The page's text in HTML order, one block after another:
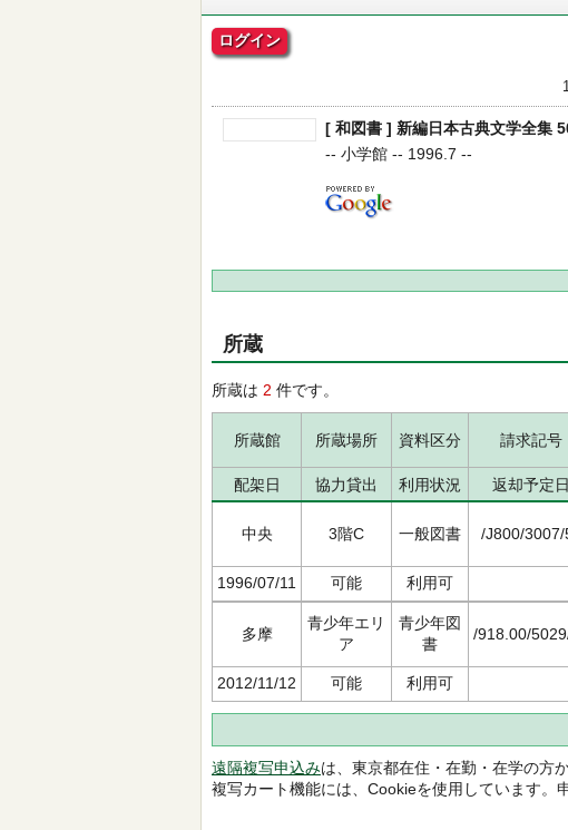
ログイン
[ 和図書 ] 新編日本古典文学全集
-- 小学館 -- 1996.7 --
所蔵
所蔵は 2 件です。
所蔵館 所蔵場所 資料区分 請求記号
配架日 協力貸出 利用状況 返却予定日
中央 3階C 一般図書 /J800/3007/
1996/07/11 可能 利用可
多摩
青少年エリ
ア
青少年図
書
/918.00/
2012/11/12 可能 利用可
遠隔複写申込みは、東京都在住・在勤・在学の方
複写カート機能には、Cookieを使用しています。